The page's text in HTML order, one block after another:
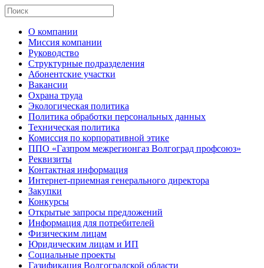
О компании
Миссия компании
Руководство
Структурные подразделения
Абонентские участки
Вакансии
Охрана труда
Экологическая политика
Политика обработки персональных данных
Техническая политика
Комиссия по корпоративной этике
ППО «Газпром межрегионгаз Волгоград профсоюз»
Реквизиты
Контактная информация
Интернет-приемная генерального директора
Закупки
Конкурсы
Открытые запросы предложений
Информация для потребителей
Физическим лицам
Юридическим лицам и ИП
Социальные проекты
Газификация Волгоградской области